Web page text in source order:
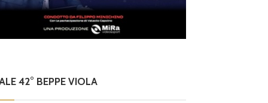
42° BEPPE VIOLA